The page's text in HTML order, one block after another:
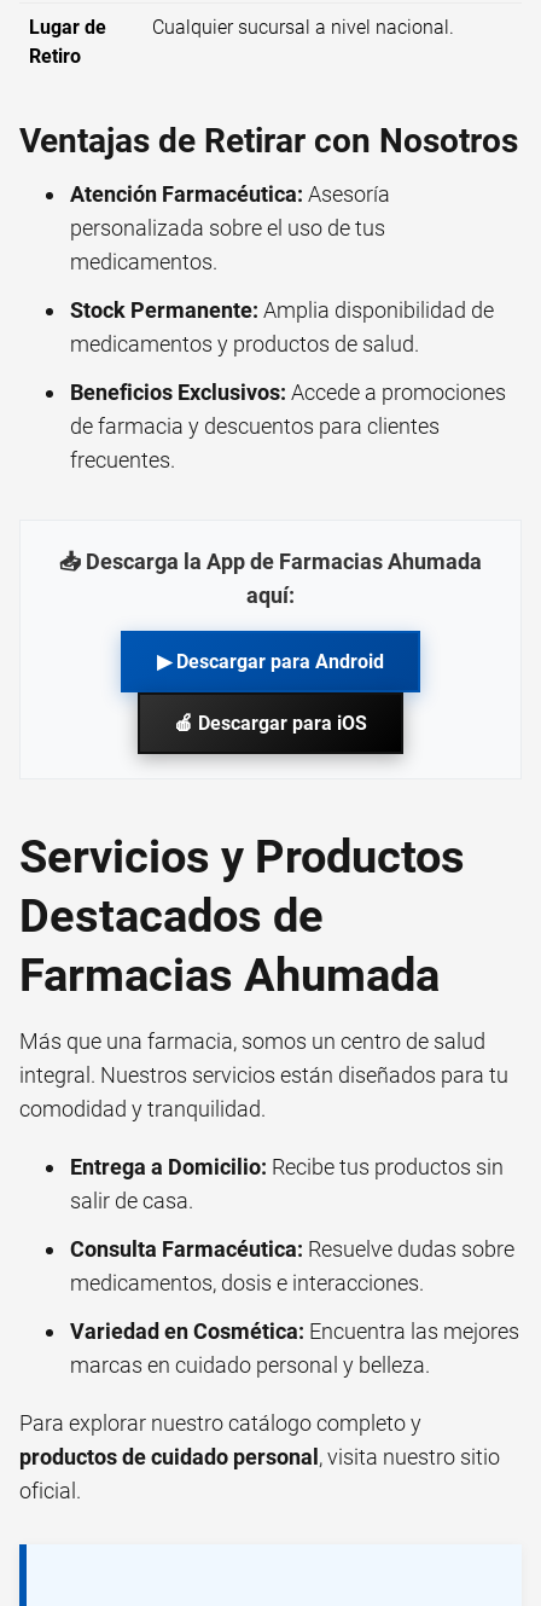
Lugar de
Retiro
Cualquier sucursal a nivel nacional.
Ventajas de Retirar con Nosotros
Atención Farmacéutica: Asesoría
personalizada sobre el uso de tus
medicamentos.
Stock Permanente: Amplia disponibilidad de
medicamentos y productos de salud.
Beneficios Exclusivos: Accede a promociones
de farmacia y descuentos para clientes
frecuentes.
📥 Descarga la App de Farmacias Ahumada
aquí:
▶ Descargar para Android
🍎 Descargar para iOS
Servicios y Productos
Destacados de
Farmacias Ahumada
Más que una farmacia, somos un centro de salud
integral. Nuestros servicios están diseñados para tu
comodidad y tranquilidad.
Entrega a Domicilio: Recibe tus productos sin
salir de casa.
Consulta Farmacéutica: Resuelve dudas sobre
medicamentos, dosis e interacciones.
Variedad en Cosmética: Encuentra las mejores
marcas en cuidado personal y belleza.
Para explorar nuestro catálogo completo y
productos de cuidado personal, visita nuestro sitio
oficial.